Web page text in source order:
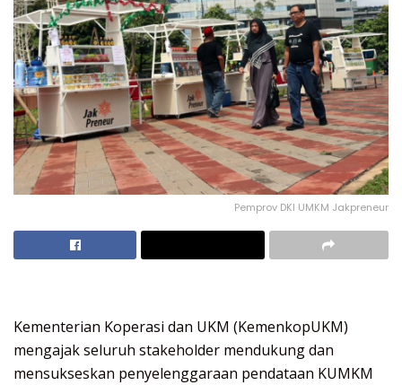
Pemprov DKI UMKM Jakpreneur
Kementerian Koperasi dan UKM (KemenkopUKM)
mengajak seluruh stakeholder mendukung dan
mensukseskan penyelenggaraan pendataan KUMKM